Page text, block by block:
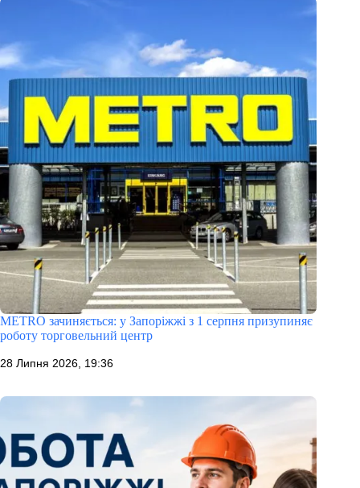
METRO зачиняється: у Запоріжжі з 1 серпня призупиняє
роботу торговельний центр
28 Липня 2026, 19:36